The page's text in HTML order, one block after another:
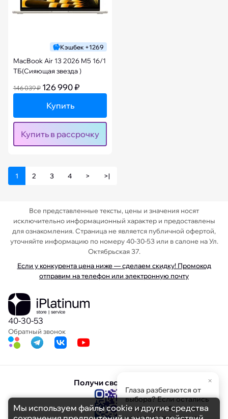
Кэшбек +1269
MacBook Air 13 2026 M5 16/1
ТБ(Сияющая звезда )
146 039 ₽ 126 990 ₽
Купить
Купить в рассрочку
1 2 3 4 > >|
Все представленные тексты, цены и значения носят
исключительно информационный характер и предоставлены
для ознакомления. Страница не является публичной офертой,
уточняйте информацию по номеру 40-30-53 или в салоне на Ул.
Октябрьская 37.
Если у конкурента цена ниже — сделаем скидку! Промокод
отправим на телефон или электронную почту
40-30-53
Обратный звонок
Получи свою скидку
Мы используем файлы cookie и другие средства
×
Глаза разбегаются от
выбора? Если остались
вопросы по брендам